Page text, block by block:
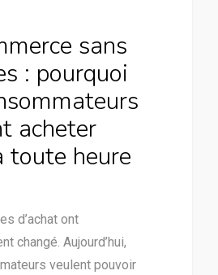
sans
: pourquoi
acheter
toute heure
d’achat ont
changé. Aujourd’hui,
veulent pouvoir